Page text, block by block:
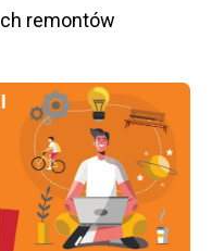
remontów